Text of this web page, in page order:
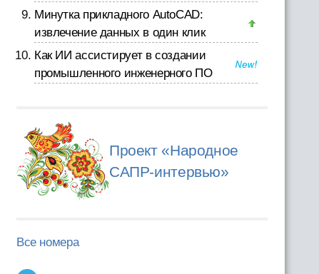
Минутка прикладного AutoCAD:
извлечение данных в один клик
Как ИИ ассистирует в создании
промышленного инженерного ПО
Проект «Народное
САПР-интервью»
Все номера